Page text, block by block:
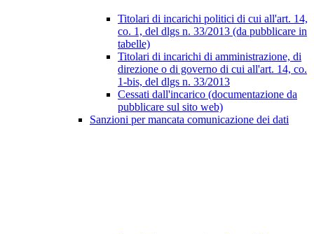
Titolari di incarichi politici di cui all'art. 14,
co. 1, del dlgs n. 33/2013 (da pubblicare in
tabelle)
Titolari di incarichi di amministrazione, di
direzione o di governo di cui all'art. 14, co.
1-bis, del dlgs n. 33/2013
Cessati dall'incarico (documentazione da
pubblicare sul sito web)
Sanzioni per mancata comunicazione dei dati